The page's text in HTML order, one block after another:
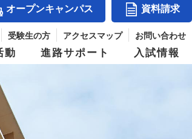
受験生の方 アクセスマップ お問い合わせ
オープンキャンパス 資料請求
玉手山学園紹介
進学コース
体育祭
動 進路サポート
併設校からめざせる職業と資格
入試情報
入試結果